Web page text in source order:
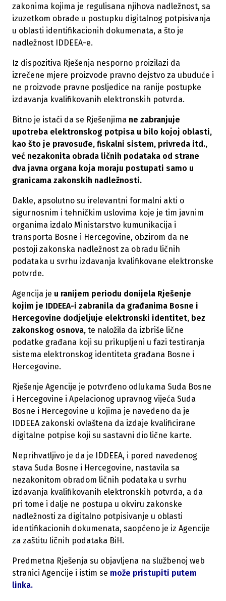
zakonima kojima je regulisana njihova nadležnost, sa
izuzetkom obrade u postupku digitalnog potpisivanja
u oblasti identifikacionih dokumenata, a što je
nadležnost IDDEEA-e.
Iz dispozitiva Rješenja nesporno proizilazi da
izrečene mjere proizvode pravno dejstvo za ubuduće i
ne proizvode pravne posljedice na ranije postupke
izdavanja kvalifikovanih elektronskih potvrda.
Bitno je istaći da se Rješenjima ne zabranjuje
upotreba elektronskog potpisa u bilo kojoj oblasti,
kao što je pravosuđe, fiskalni sistem, privreda itd.,
već nezakonita obrada ličnih podataka od strane
dva javna organa koja moraju postupati samo u
granicama zakonskih nadležnosti.
Dakle, apsolutno su irelevantni formalni akti o
sigurnosnim i tehničkim uslovima koje je tim javnim
organima izdalo Ministarstvo kumunikacija i
transporta Bosne i Hercegovine, obzirom da ne
postoji zakonska nadležnost za obradu ličnih
podataka u svrhu izdavanja kvalifikovane elektronske
potvrde.
Agencija je u ranijem periodu donijela Rješenje
kojim je IDDEEA-i zabranila da građanima Bosne i
Hercegovine dodjeljuje elektronski identitet, bez
zakonskog osnova, te naložila da izbriše lične
podatke građana koji su prikupljeni u fazi testiranja
sistema elektronskog identiteta građana Bosne i
Hercegovine.
Rješenje Agencije je potvrđeno odlukama Suda Bosne
i Hercegovine i Apelacionog upravnog vijeća Suda
Bosne i Hercegovine u kojima je navedeno da je
IDDEEA zakonski ovlaštena da izdaje kvalificirane
digitalne potpise koji su sastavni dio lične karte.
Neprihvatljivo je da je IDDEEA, i pored navedenog
stava Suda Bosne i Hercegovine, nastavila sa
nezakonitom obradom ličnih podataka u svrhu
izdavanja kvalifikovanih elektronskih potvrda, a da
pri tome i dalje ne postupa u okviru zakonske
nadležnosti za digitalno potpisivanje u oblasti
identifikacionih dokumenata, saopćeno je iz Agencije
za zaštitu ličnih podataka BiH.
Predmetna Rješenja su objavljena na službenoj web
stranici Agencije i istim se može pristupiti putem
linka.